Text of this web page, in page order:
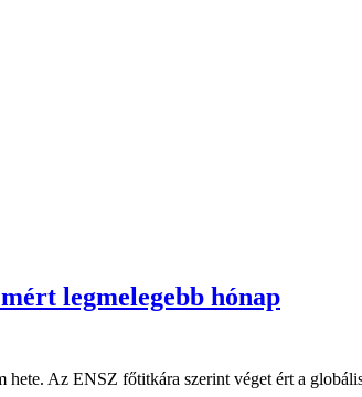
legmelegebb hónap
Az ENSZ főtitkára szerint véget ért a